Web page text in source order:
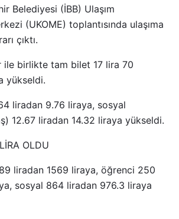
Belediyesi (İBB) Ulaşım
(UKOME) toplantısında ulaşıma
çıktı.
ile birlikte tam bilet 17 lira 70
yükseldi.
liradan 9.76 liraya, sosyal
12.67 liradan 14.32 liraya yükseldi.
OLDU
liradan 1569 liraya, öğrenci 250
sosyal 864 liradan 976.3 liraya